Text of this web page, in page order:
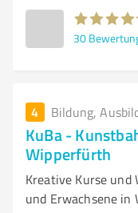
30
4 Bildung,
KuBa -
Wipperfürth
Kreative Kurse und
und Erwachsene in